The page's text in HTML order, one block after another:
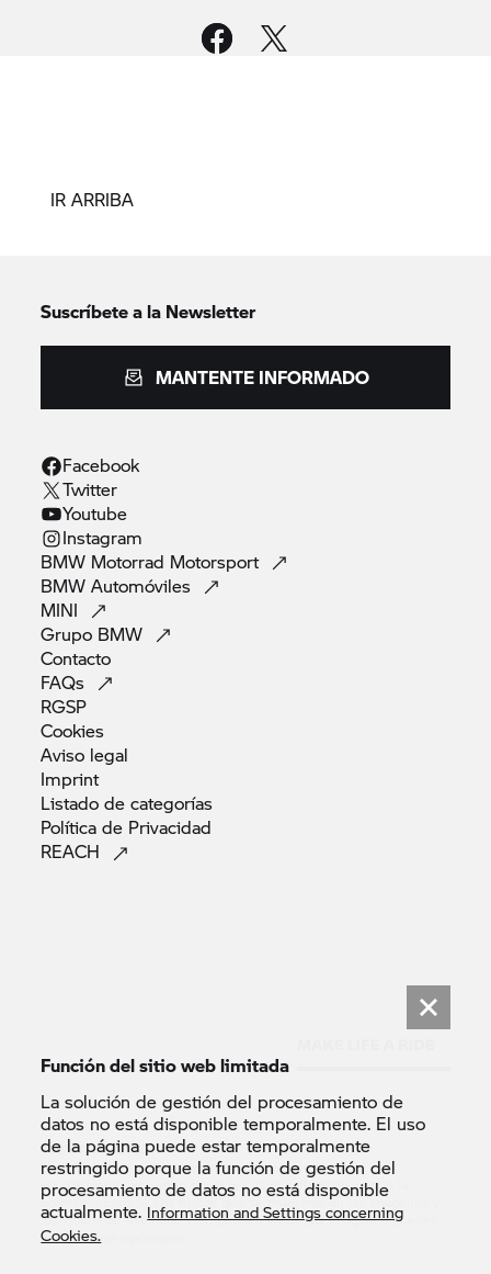
Función del sitio web limitada
La solución de gestión del procesamiento de
datos no está disponible temporalmente. El uso
de la página puede estar temporalmente
restringido porque la función de gestión del
procesamiento de datos no está disponible
actualmente. Information and Settings concerning
Cookies.
IR ARRIBA
Suscríbete a la Newsletter
MANTENTE INFORMADO
Facebook
Twitter
Youtube
Instagram
BMW Motorrad Motorsport
BMWAutomóviles
MINI
Grupo BMW
Contacto
FAQs
RGSP
Cookies
Aviso legal
Imprint
Listado decategorías
Política de Privacidad
REACH
© BMW AG 2026.
Nota: todas las motos cuentan exclusivamente con el
equipamiento requerido por la ley (p. ej. reflectores según la
normativa Euro 5). Las motos que se muestran en las imágenes y
los vídeos de este sitio web pueden variar. Las imágenes pueden
incluir extras opcionales.